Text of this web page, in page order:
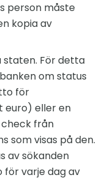
person måste
kopia av
staten. För detta
om status
för
euro) eller en
från
som visas på den.
av sökanden
för varje dag av